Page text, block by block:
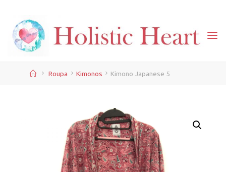
content
HomeRoupa Kimonos Kimono Japanese 5